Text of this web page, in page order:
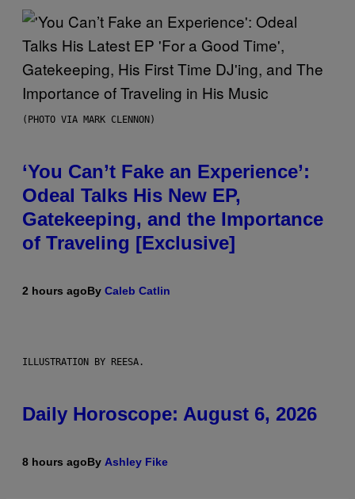
(PHOTO VIA MARK CLENNON)
‘You Can’t Fake an Experience’:
Odeal Talks His New EP,
Gatekeeping, and the Importance
of Traveling [Exclusive]
2 hours agoBy Caleb Catlin
ILLUSTRATION BY REESA.
Daily Horoscope: August 6, 2026
8 hours agoBy Ashley Fike